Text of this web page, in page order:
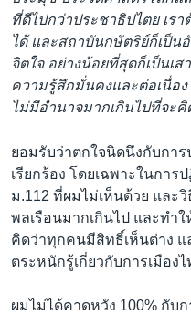
ที่ดีไปกว่าประชาธิปไตย เร
ได้ และสถาบันกษัตริย์ก็เป็
จิตใจ อย่างน้อยที่สุดก็เป็นเ
ความรู้สึกมั่นคงและต่อเนื่อง
ไม่มีอำนาจมากเกินไปที่จะคิ
ยอมรับว่าตกใจนิดนึงกับกา
เรียกร้อง โดยเฉพาะในกา
ม.112 ที่ผมไม่เห็นด้วย และ
พลเรือนมากเกินไป และทำ
คิดว่าทุกคนมีสิทธิ์เห็นต่าง
ตระหนักรู้เกี่ยวกับการเมือ
ผมไม่ได้คาดหวัง 100% กับ